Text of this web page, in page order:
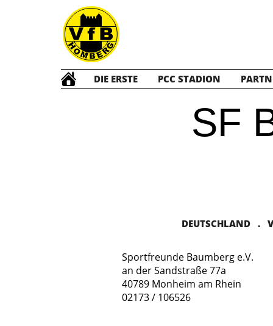
DIE ERSTE PCC STADION
SF
DEUTSCHLAND .
Sportfreunde Baumberg e.V.
an der Sandstraße 77a
40789 Monheim am Rhein
02173 / 106526